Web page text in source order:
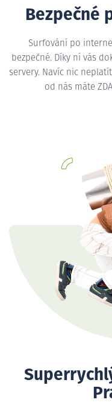
Bezpečné
Surfování po
bezpečné. Díky ní vás
servery. Navíc nic
od nás máte